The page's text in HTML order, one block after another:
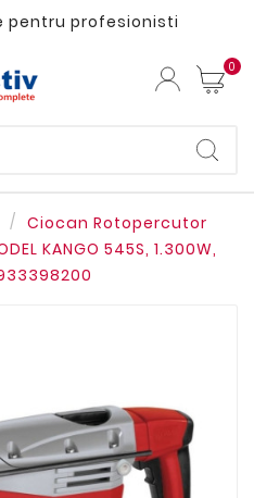
pentru profesionisti
0
Ciocan Rotopercutor
KANGO 545S, 1.300W,